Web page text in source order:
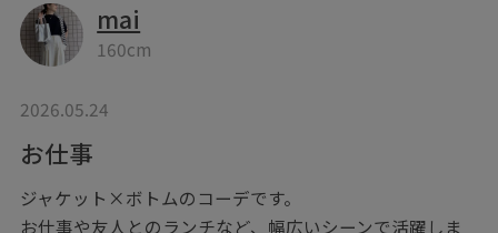
mai
160cm
2026.05.24
お仕事
ジャケット×ボトムのコーデです。
お仕事や友人とのランチなど、幅広いシーンで活躍しま